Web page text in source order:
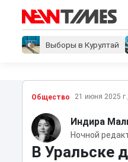
Выборы в Курултай
Общество 21 июня 2025
Индира
Ночной
В Уральске